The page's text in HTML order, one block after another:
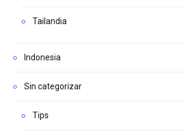
Tailandia
Indonesia
Sin categorizar
Tips